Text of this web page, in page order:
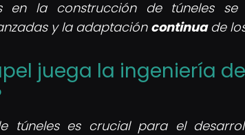
en la construcción de túneles
y la adaptación continuade
juega la ingeniería
túneles es crucial para el